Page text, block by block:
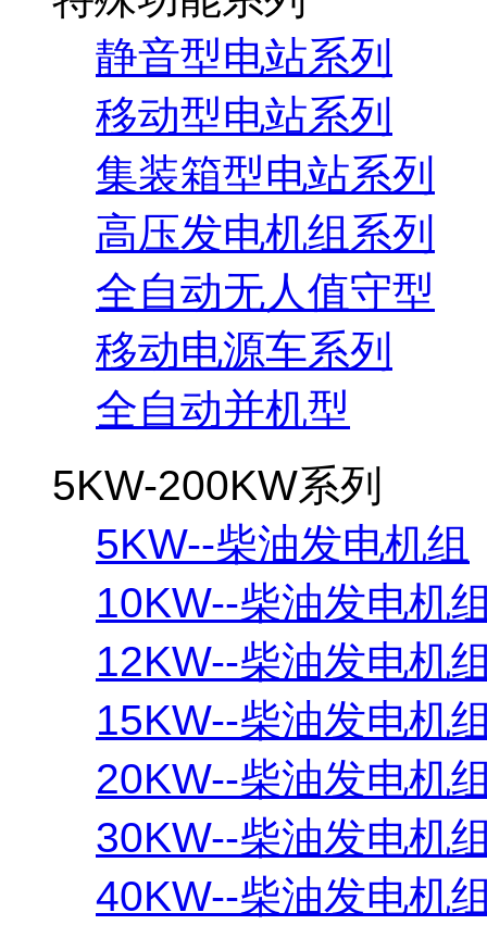
静音型电站系列
移动型电站系列
集装箱型电站系列
高压发电机组系列
全自动无人值守型
移动电源车系列
全自动并机型
5KW-200KW系列
5KW--柴油发电机组
10KW--柴油发电机
12KW--柴油发电机
15KW--柴油发电机
20KW--柴油发电机
30KW--柴油发电机
40KW--柴油发电机